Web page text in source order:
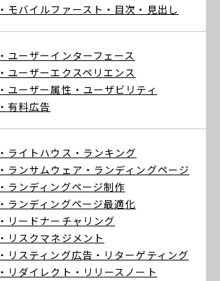
・モバイルファースト ・目次 ・見出し
・ユーザーインターフェース
・ユーザーエクスペリエンス
・ユーザー属性 ・ユーザビリティ
・有料広告
・ライトハウス ・ランキング
・ランサムウェア ・ランディングページ
・ランディングページ制作
・ランディングページ最適化
・リードナーチャリング
・リスクマネジメント
・リスティング広告 ・リターゲティング
・リダイレクト ・リリースノート